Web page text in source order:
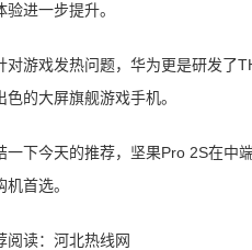
验进一步提升。
对游戏发热问题，华为更是研发了
色的大屏旗舰游戏手机。
一下今天的推荐，坚果Pro 2S在中
首选。
阅读： 河北热线网